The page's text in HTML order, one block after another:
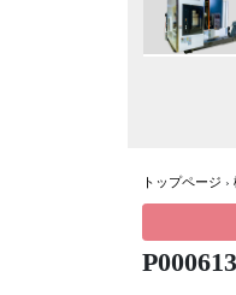
トップページ ›